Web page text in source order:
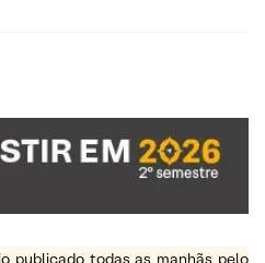
publicado todas as manhãs pelo